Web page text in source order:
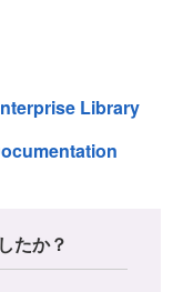
Library
たか？